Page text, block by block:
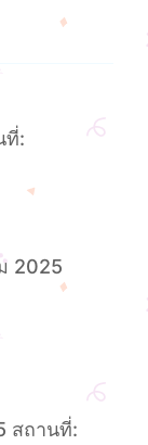
ที่:
2025
สถานที่: